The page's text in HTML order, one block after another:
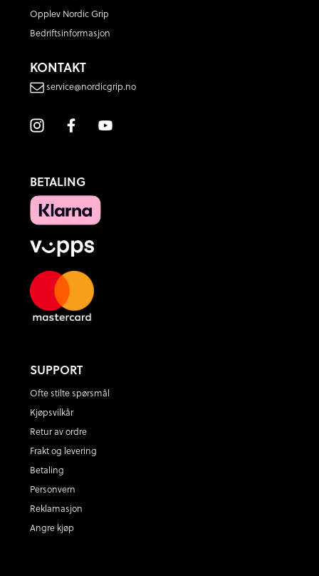
Opplev Nordic Grip
Bedriftsinformasjon
KONTAKT
service@nordicgrip.no
BETALING
SUPPORT
Ofte stilte spørsmål
Kjøpsvilkår
Retur av ordre
Frakt og levering
Betaling
Personvern
Reklamasjon
Angre kjøp